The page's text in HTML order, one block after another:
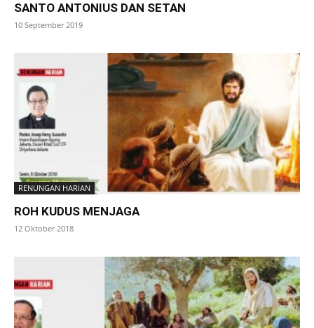
SANTO ANTONIUS DAN SETAN
10 September 2019
RENUNGAN HARIAN
ROH KUDUS MENJAGA
12 Oktober 2018